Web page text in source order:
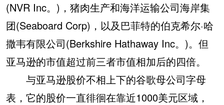
(NVR Inc。)，猪肉生产和海洋运输公司海岸集
团(Seaboard Corp)，以及巴菲特的伯克希尔·哈
撒韦有限公司(Berkshire Hathaway Inc。)。但
亚马逊的市值超过前三者市值相加后的四倍。
与亚马逊股价不相上下的谷歌母公司字母
表，它的股价一直徘徊在靠近1000美元区域，